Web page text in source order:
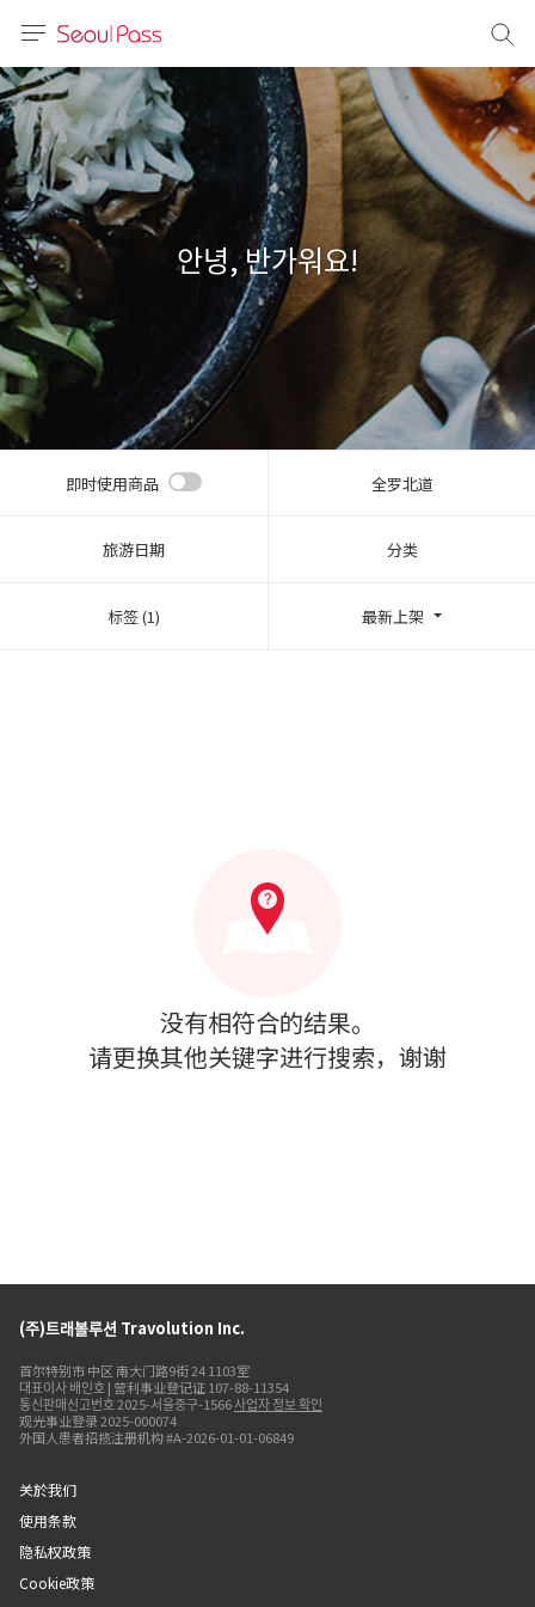
体)
文 (台灣)
안녕, 반가워요!
即时使用商品 全罗北道
旅游日期 分类
标签 (1) 最新上架
没有相符合的结果。
请更换其他关键字进行搜索，谢谢
(주)트래볼루션 Travolution Inc.
首尔特别市 中区 南大门路9街 24 1103室
대표이사 배인호 | 营利事业登记证 107-88-11354
통신판매신고번호 2025-서울중구-1566사업자 정보 확인
观光事业登录 2025-000074
外国人患者招揽注册机构 #A-2026-01-01-06849
关於我们
使用条款
隐私权政策
Cookie政策